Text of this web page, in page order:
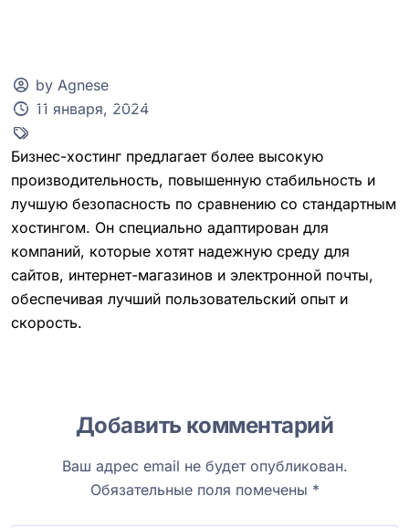
by Agnese
11 января, 2024
Бизнес-хостинг предлагает более высокую
производительность, повышенную стабильность и
лучшую безопасность по сравнению со стандартным
хостингом. Он специально адаптирован для
компаний, которые хотят надежную среду для
сайтов, интернет-магазинов и электронной почты,
обеспечивая лучший пользовательский опыт и
скорость.
Добавить комментарий
Ваш адрес email не будет опубликован.
Обязательные поля помечены *